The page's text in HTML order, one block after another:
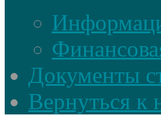
Документы
Вернуться к